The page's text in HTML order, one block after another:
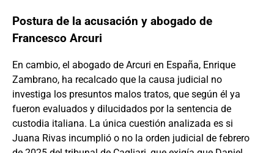
Postura de la acusación y abogado de
Francesco Arcuri
En cambio, el abogado de Arcuri en España, Enrique
Zambrano, ha recalcado que la causa judicial no
investiga los presuntos malos tratos, que según él ya
fueron evaluados y dilucidados por la sentencia de
custodia italiana. La única cuestión analizada es si
Juana Rivas incumplió o no la orden judicial de febrero